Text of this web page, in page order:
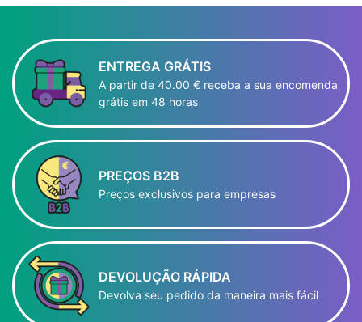
ENTREGA GRÁTIS
A partir de 40.00 € receba a sua encomenda
grátis em 48 horas
PREÇOS B2B
Preços exclusivos para empresas
DEVOLUÇÃO RÁPIDA
Devolva seu pedido da maneira mais fácil